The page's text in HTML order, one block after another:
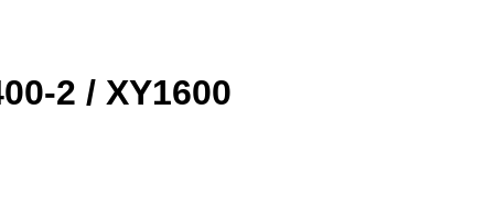
2 / XY1600